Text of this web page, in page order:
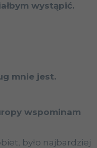
wystąpić.
mnie jest.
wspominam
było najbardziej